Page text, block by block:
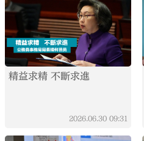
精益求精 不斷求進
2026.06.30 09:31